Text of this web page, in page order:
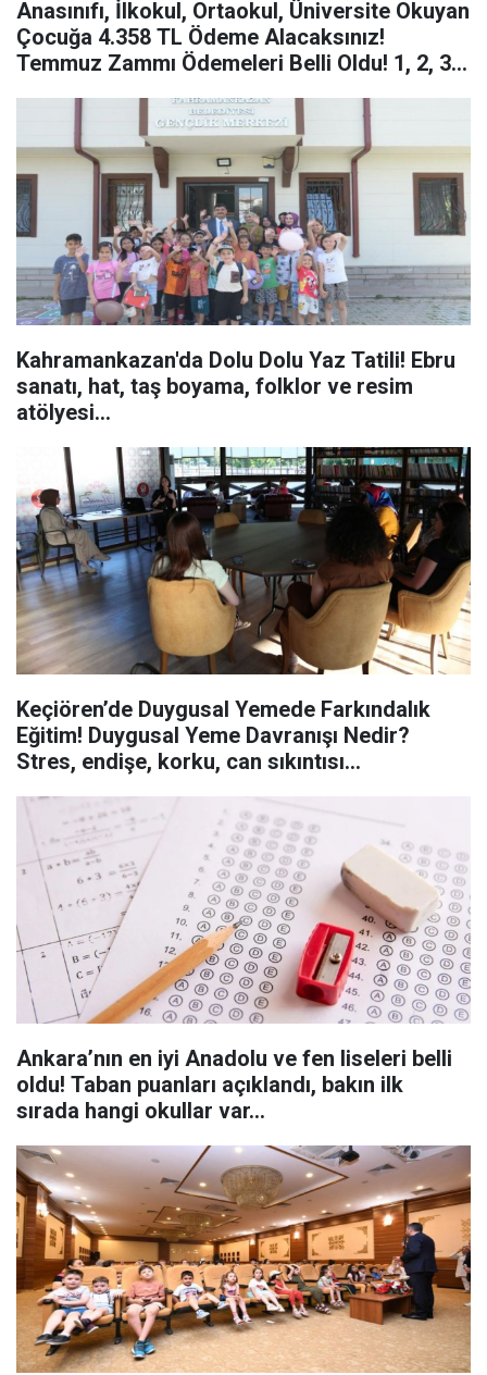
Anasınıfı, İlkokul, Ortaokul, Üniversite Okuyan
Çocuğa 4.358 TL Ödeme Alacaksınız!
Temmuz Zammı Ödemeleri Belli Oldu! 1, 2, 3
Kahramankazan'da Dolu Dolu Yaz Tatili! Ebru
sanatı, hat, taş boyama, folklor ve resim
atölyesi...
Keçiören’de Duygusal Yemede Farkındalık
Eğitim! Duygusal Yeme Davranışı Nedir?
Stres, endişe, korku, can sıkıntısı...
Ankara’nın en iyi Anadolu ve fen liseleri belli
oldu! Taban puanları açıklandı, bakın ilk
sırada hangi okullar var…